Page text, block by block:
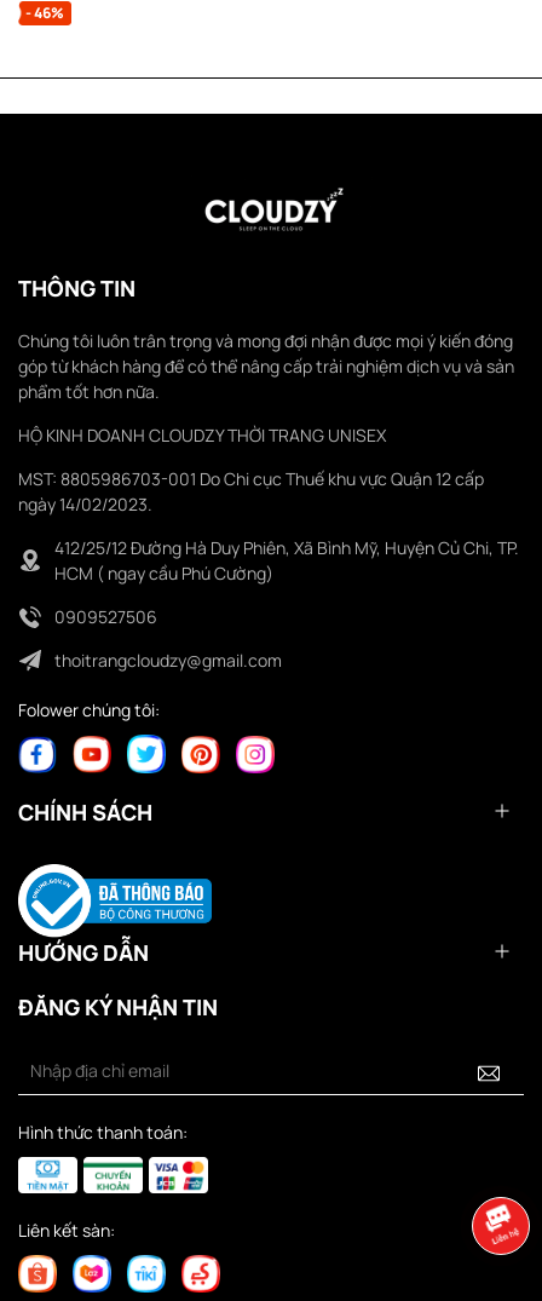
- 46%
THÔNG TIN
Chúng tôi luôn trân trọng và mong đợi nhận được mọi ý kiến đóng
góp từ khách hàng để có thể nâng cấp trải nghiệm dịch vụ và sản
phẩm tốt hơn nữa.
HỘ KINH DOANH CLOUDZY THỜI TRANG UNISEX
MST: 8805986703-001 Do Chi cục Thuế khu vực Quận 12 cấp
ngày 14/02/2023.
412/25/12 Đường Hà Duy Phiên, Xã Bình Mỹ, Huyện Củ Chi, TP.
HCM ( ngay cầu Phú Cường)
0909527506
thoitrangcloudzy@gmail.com
Folower chúng tôi:
CHÍNH SÁCH
HƯỚNG DẪN
ĐĂNG KÝ NHẬN TIN
Hình thức thanh toán:
Liên kết sàn: